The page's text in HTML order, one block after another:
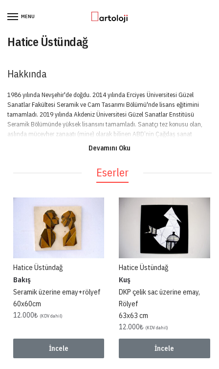
MENU
Hatice Üstündağ
Hakkında
Devamını Oku
1986 yılında Nevşehir'de doğdu. 2014 yılında Erciyes Üniversitesi Güzel
Sanatlar Fakültesi Seramik ve Cam Tasarımı Bölümü'nde lisans eğitimini
tamamladı. 2019 yılında Akdeniz Üniversitesi Güzel Sanatlar Enstitüsü
Seramik Bölümünde yüksek lisansını tamamladı. Sanatçı tez konusu olan,
aslında mücevher zanaatı (mine) olarak bilinen ABD’nin Çağdaş sanat
platformuna taşıdığı Türkiye’de henüz bu platformda fazla tanınmayan Emaye
aldı. BASE’de sergilenen eseri Mustafa Taviloğlu koleksiyonuna dahil edildi.
2020 2. Uluslar arası Fantastik Macsabal (Çanak) Yarışmasında sergileme
Eserler
Hatice Üstündağ
Bakış
Seramik üzerine emay+rölyef
60x60cm
12.000₺ (KDV dahil)
İncele
Hatice Üstündağ
Kuş
DKP çelik sac üzerine emay,
Rölyef
63x63 cm
12.000₺ (KDV dahil)
İncele